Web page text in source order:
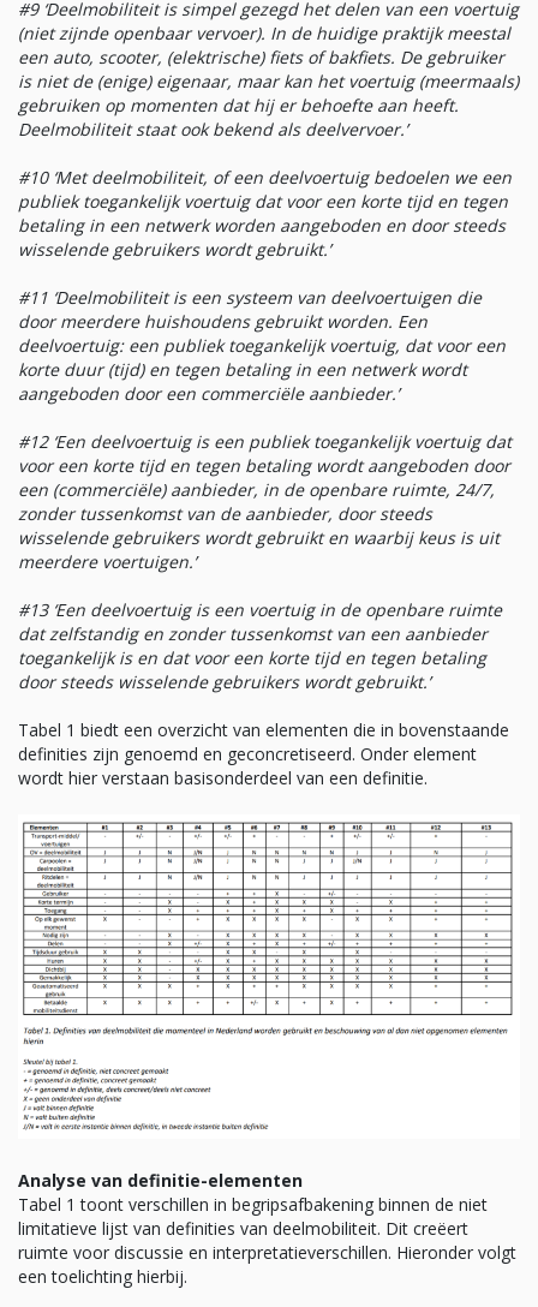
#9 ‘Deelmobiliteit is simpel gezegd het delen van een voertuig
(niet zijnde openbaar vervoer). In de huidige praktijk meestal
een auto, scooter, (elektrische) fiets of bakfiets. De gebruiker
is niet de (enige) eigenaar, maar kan het voertuig (meermaals)
gebruiken op momenten dat hij er behoefte aan heeft.
Deelmobiliteit staat ook bekend als deelvervoer.’
#10 ‘Met deelmobiliteit, of een deelvoertuig bedoelen we een
publiek toegankelijk voertuig dat voor een korte tijd en tegen
betaling in een netwerk worden aangeboden en door steeds
wisselende gebruikers wordt gebruikt.’
#11 ‘Deelmobiliteit is een systeem van deelvoertuigen die
door meerdere huishoudens gebruikt worden. Een
deelvoertuig: een publiek toegankelijk voertuig, dat voor een
korte duur (tijd) en tegen betaling in een netwerk wordt
aangeboden door een commerciële aanbieder.’
#12 ‘Een deelvoertuig is een publiek toegankelijk voertuig dat
voor een korte tijd en tegen betaling wordt aangeboden door
een (commerciële) aanbieder, in de openbare ruimte, 24/7,
zonder tussenkomst van de aanbieder, door steeds
wisselende gebruikers wordt gebruikt en waarbij keus is uit
meerdere voertuigen.’
#13 ‘Een deelvoertuig is een voertuig in de openbare ruimte
dat zelfstandig en zonder tussenkomst van een aanbieder
toegankelijk is en dat voor een korte tijd en tegen betaling
door steeds wisselende gebruikers wordt gebruikt.’
Tabel 1 biedt een overzicht van elementen die in bovenstaande
definities zijn genoemd en geconcretiseerd. Onder element
wordt hier verstaan basisonderdeel van een definitie.
Analyse van definitie-elementen
Tabel 1 toont verschillen in begripsafbakening binnen de niet
limitatieve lijst van definities van deelmobiliteit. Dit creëert
ruimte voor discussie en interpretatieverschillen. Hieronder volgt
een toelichting hierbij.